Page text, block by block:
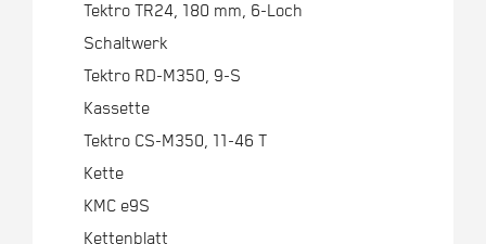
Tektro TR24, 180 mm, 6-Loch
Schaltwerk
Tektro RD-M350, 9-S
Kassette
Tektro CS-M350, 11-46 T
Kette
KMC e9S
Kettenblatt